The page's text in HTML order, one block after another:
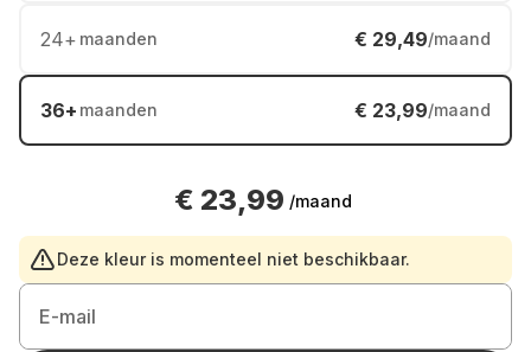
24+ maanden € 29,49/maand
36+ maanden € 23,99/maand
€ 23,99 /maand
Deze kleur is momenteel niet beschikbaar.
E-mail